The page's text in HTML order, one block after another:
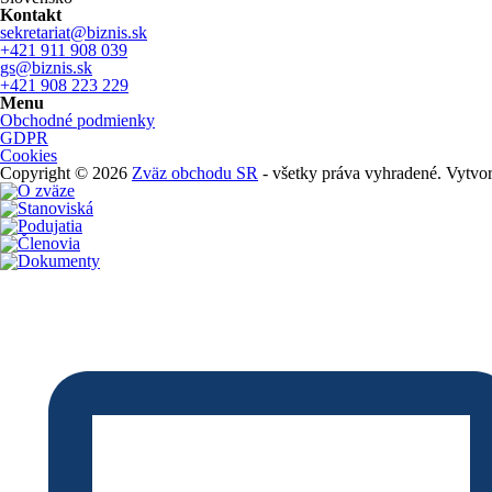
Kontakt
sekretariat@biznis.sk
+421 911 908 039
gs@biznis.sk
+421 908 223 229
Menu
Obchodné podmienky
GDPR
Cookies
Copyright © 2026 Zväz obchodu SR - všetky práva vyhradené.